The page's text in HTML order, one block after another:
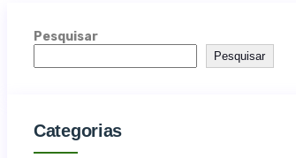
Pesquisar
Pesquisar
Categorias